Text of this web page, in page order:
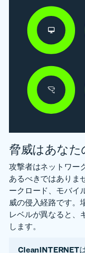
脅威はあなた
攻撃者はネットワー
あるべきではありま
ークロード、モバイ
威の侵入経路です。
レベルが異なると、
します。
CleanINTERNET